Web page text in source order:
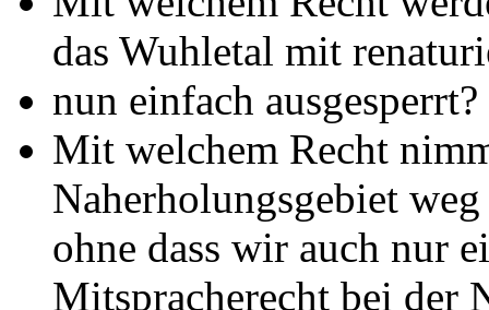
das Wuhletal mit
nun einfach ausgesperrt?
Mit welchem Recht
Naherholungsgebiet
ohne dass wir auch nur
Mitspracherecht bei der